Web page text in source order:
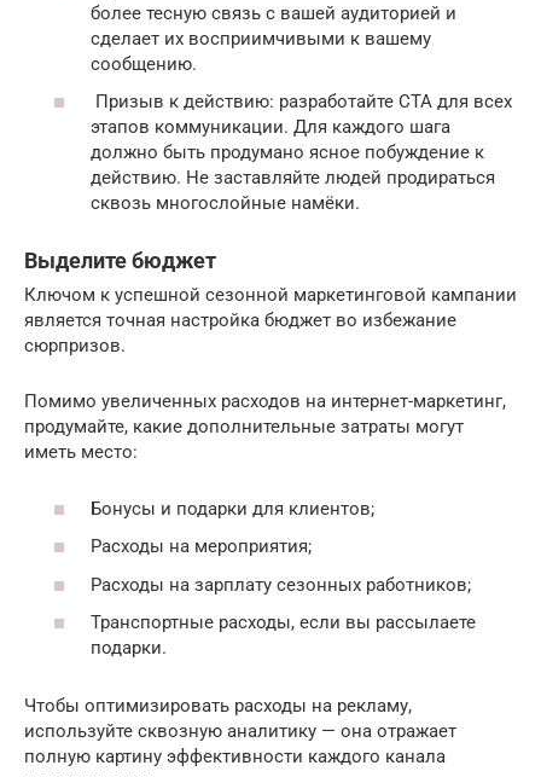
более тесную связь с вашей аудиторией и
сделает их восприимчивыми к вашему
сообщению.
Призыв к действию: разработайте CTA для всех
этапов коммуникации. Для каждого шага
должно быть продумано ясное побуждение к
действию. Не заставляйте людей продираться
сквозь многослойные намёки.
Выделите бюджет
Ключом к успешной сезонной маркетинговой кампании
является точная настройка бюджет во избежание
сюрпризов.
Помимо увеличенных расходов на интернет-маркетинг,
продумайте, какие дополнительные затраты могут
иметь место:
Бонусы и подарки для клиентов;
Расходы на мероприятия;
Расходы на зарплату сезонных работников;
Транспортные расходы, если вы рассылаете
подарки.
Чтобы оптимизировать расходы на рекламу,
используйте сквозную аналитику — она отражает
полную картину эффективности каждого канала